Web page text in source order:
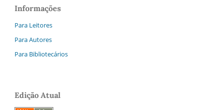
Informações
Para Leitores
Para Autores
Para Bibliotecários
Edição Atual